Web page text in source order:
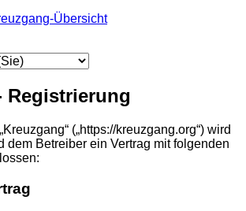
Übersicht
Registrierung
(„https://kreuzgang.org“) wird
dem Betreiber ein Vertrag mit folgenden